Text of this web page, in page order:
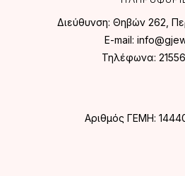
Διεύθυνση: Θηβών 262,
E-mail:
Τηλέφωνα:
Αριθμός ΓΕΜΗ: